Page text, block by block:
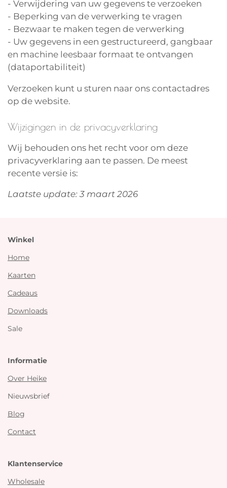
- Verwijdering van uw gegevens te verzoeken
- Beperking van de verwerking te vragen
- Bezwaar te maken tegen de verwerking
- Uw gegevens in een gestructureerd, gangbaar
en machine leesbaar formaat te ontvangen
(dataportabiliteit)
Verzoeken kunt u sturen naar ons contactadres
op de website.
Wijzigingen in de privacyverklaring
Wij behouden ons het recht voor om deze
privacyverklaring aan te passen. De meest
recente versie is:
Laatste update: 3 maart 2026
Winkel
Home
Kaarten
Cadeaus
Downloads
Sale
Informatie
Over Heike
Nieuwsbrief
Blog
Contact
Klantenservice
Wholesale